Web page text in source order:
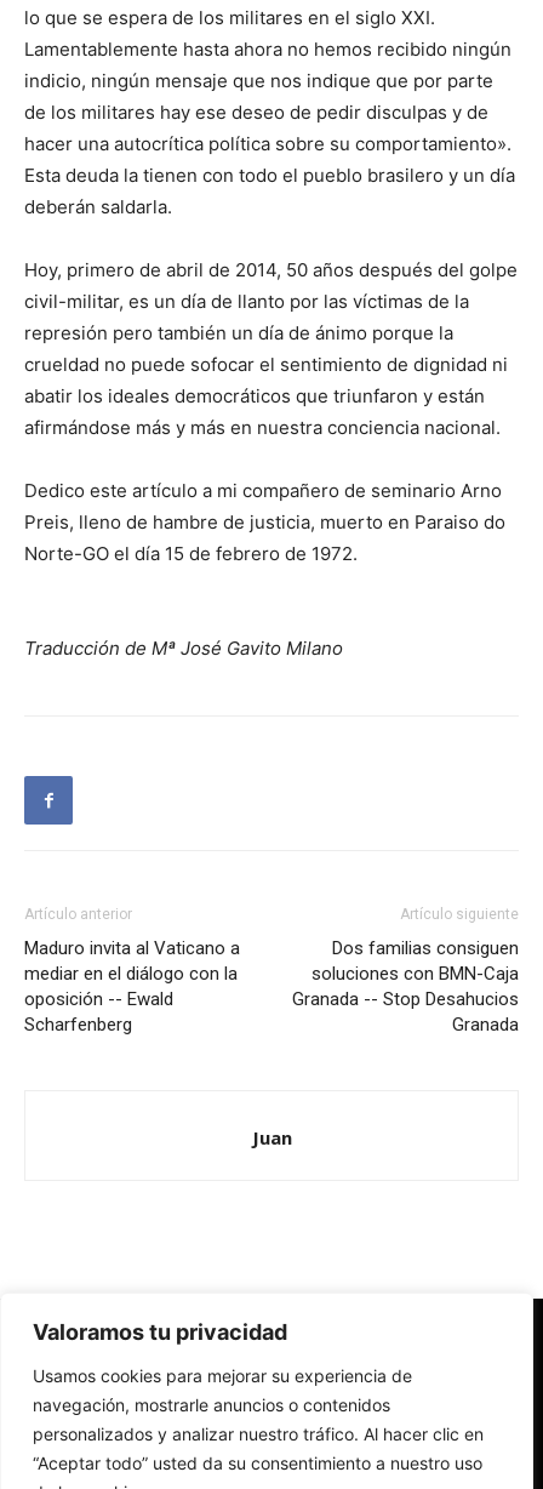
Valoramos tu privacidad
Usamos cookies para mejorar su experiencia de
navegación, mostrarle anuncios o contenidos
personalizados y analizar nuestro tráfico. Al hacer clic en
“Aceptar todo” usted da su consentimiento a nuestro uso
lo que se espera de los militares en el siglo XXI.
Lamentablemente hasta ahora no hemos recibido ningún
indicio, ningún mensaje que nos indique que por parte
de los militares hay ese deseo de pedir disculpas y de
hacer una autocrítica política sobre su comportamiento».
Esta deuda la tienen con todo el pueblo brasilero y un día
deberán saldarla.
Hoy, primero de abril de 2014, 50 años después del golpe
civil-militar, es un día de llanto por las víctimas de la
represión pero también un día de ánimo porque la
crueldad no puede sofocar el sentimiento de dignidad ni
abatir los ideales democráticos que triunfaron y están
afirmándose más y más en nuestra conciencia nacional.
Dedico este artículo a mi compañero de seminario Arno
Preis, lleno de hambre de justicia, muerto en Paraiso do
Norte-GO el día 15 de febrero de 1972.
Traducción de Mª José Gavito Milano
Artículo anterior
Maduro invita al Vaticano a
mediar en el diálogo con la
oposición -- Ewald
Scharfenberg
Artículo siguiente
Dos familias consiguen
soluciones con BMN-Caja
Granada -- Stop Desahucios
Granada
Juan
Redes Cristianas
Una mirada alternativa sobre la Iglesia católica y la sociedad
- Colectivos de Redes Cristianas